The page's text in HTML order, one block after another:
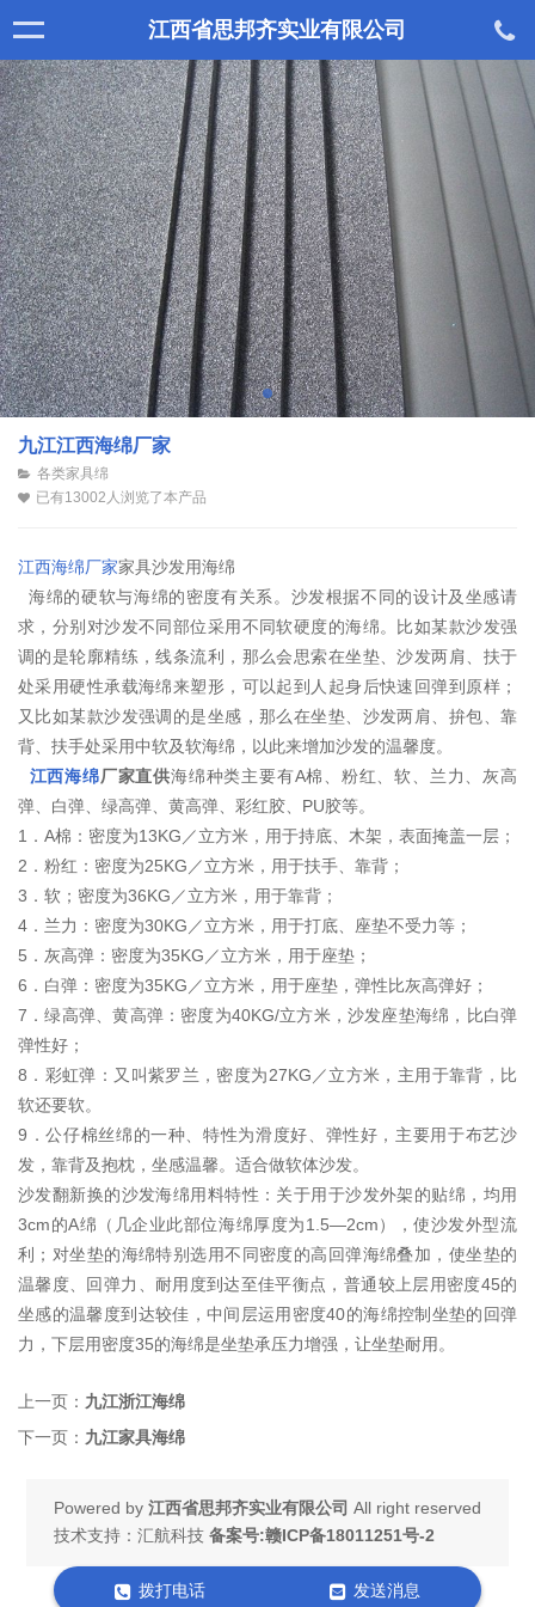
江西省思邦齐实业有限公司
九江江西海绵厂家
各类家具绵
已有13002人浏览了本产品
江西海绵厂家家具沙发用海绵
海绵的硬软与海绵的密度有关系。沙发根据不同的设计及坐感请
求，分别对沙发不同部位采用不同软硬度的海绵。比如某款沙发强
调的是轮廓精练，线条流利，那么会思索在坐垫、沙发两肩、扶于
处采用硬性承载海绵来塑形，可以起到人起身后快速回弹到原样；
又比如某款沙发强调的是坐感，那么在坐垫、沙发两肩、拚包、靠
背、扶手处采用中软及软海绵，以此来增加沙发的温馨度。
江西海绵厂家直供海绵种类主要有A棉、粉红、软、兰力、灰高
弹、白弹、绿高弹、黄高弹、彩红胶、PU胶等。
1．A棉：密度为13KG／立方米，用于持底、木架，表面掩盖一层；
2．粉红：密度为25KG／立方米，用于扶手、靠背；
3．软；密度为36KG／立方米，用于靠背；
4．兰力：密度为30KG／立方米，用于打底、座垫不受力等；
5．灰高弹：密度为35KG／立方米，用于座垫；
6．白弹：密度为35KG／立方米，用于座垫，弹性比灰高弹好；
7．绿高弹、黄高弹：密度为40KG/立方米，沙发座垫海绵，比白弹
弹性好；
8．彩虹弹：又叫紫罗兰，密度为27KG／立方米，主用于靠背，比
软还要软。
9．公仔棉丝绵的一种、特性为滑度好、弹性好，主要用于布艺沙
发，靠背及抱枕，坐感温馨。适合做软体沙发。
沙发翻新换的沙发海绵用料特性：关于用于沙发外架的贴绵，均用
3cm的A绵（几企业此部位海绵厚度为1.5—2cm），使沙发外型流
利；对坐垫的海绵特别选用不同密度的高回弹海绵叠加，使坐垫的
温馨度、回弹力、耐用度到达至佳平衡点，普通较上层用密度45的
坐感的温馨度到达较佳，中间层运用密度40的海绵控制坐垫的回弹
力，下层用密度35的海绵是坐垫承压力增强，让坐垫耐用。
上一页： 九江浙江海绵
下一页： 九江家具海绵
Powered by 江西省思邦齐实业有限公司 All right reserved
技术支持：汇航科技 备案号:赣ICP备18011251号-2
拨打电话 发送消息